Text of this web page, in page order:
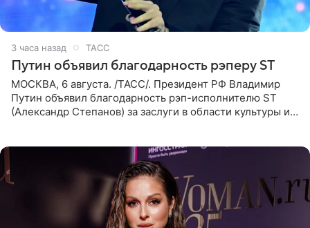
3 часа назад ТАСС
Путин объявил благодарность рэперу ST
МОСКВА, 6 августа. /ТАСС/. Президент РФ Владимир
Путин объявил благодарность рэп-исполнителю ST
(Александр Степанов) за заслуги в области культуры и